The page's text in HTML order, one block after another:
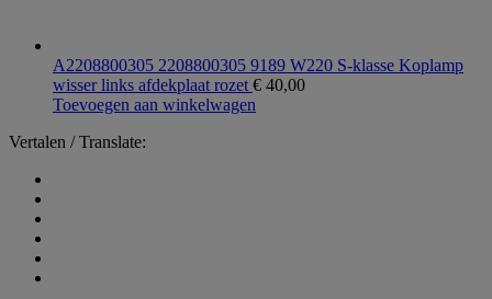
A2208800305 2208800305 9189 W220 S-klasse Koplamp
wisser links afdekplaat rozet € 40,00
Toevoegen aan winkelwagen
Vertalen / Translate: